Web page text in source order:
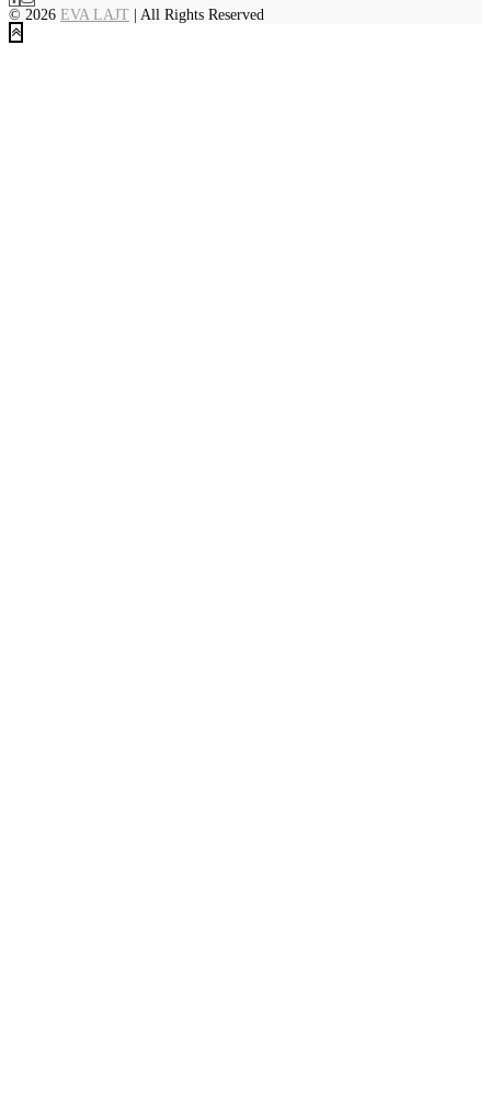
© 2026 EVA LAJT | All Rights Reserved